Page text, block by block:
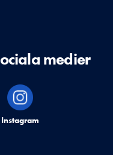
medier
på,
Krisinformation på,
Instagram